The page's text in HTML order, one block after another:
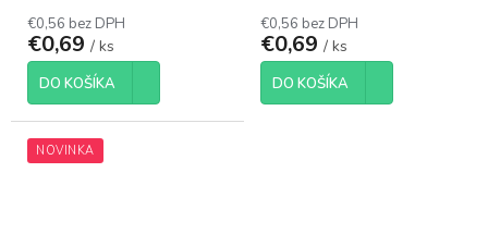
€0,56 bez DPH
€0,69 / ks
DO KOŠÍKA
€0,56 bez DPH
€0,69 / ks
DO KOŠÍKA
NOVINKA